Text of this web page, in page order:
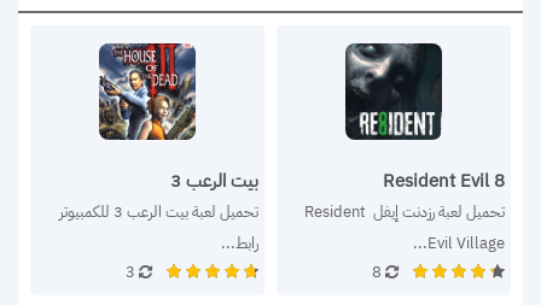
Resident Evil 8
تحميل لعبة رزدنت إيفل Resident
Evil Village...
8
بيت الرعب 3
رابط...
3